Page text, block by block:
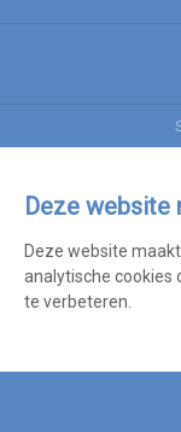
Deze website
Deze website
analytische cookies
te verbeteren.